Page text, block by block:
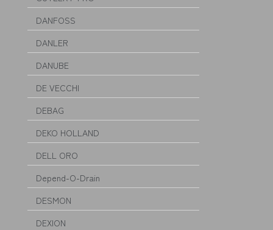
DANFOSS
DANLER
DANUBE
DE VECCHI
DEBAG
DEKO HOLLAND
DELL ORO
Depend-O-Drain
DESMON
DEXION